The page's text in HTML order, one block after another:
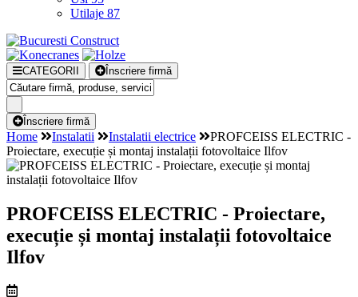
Utilaje 87
CATEGORII Înscriere firmă
Înscriere firmă
Home Instalatii Instalatii electrice
PROFCEISS ELECTRIC -
Proiectare, execuție și montaj instalații fotovoltaice Ilfov
PROFCEISS ELECTRIC - Proiectare,
execuție și montaj instalații fotovoltaice
Ilfov